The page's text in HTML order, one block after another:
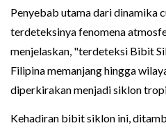
Penyebab utama dari dinamika
terdeteksinya fenomena
menjelaskan, "terdeteksi Bibit
Filipina memanjang hingga
diperkirakan menjadi siklon
Kehadiran bibit siklon ini,